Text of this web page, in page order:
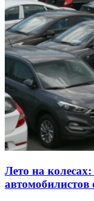
Лето на
автомобилистов